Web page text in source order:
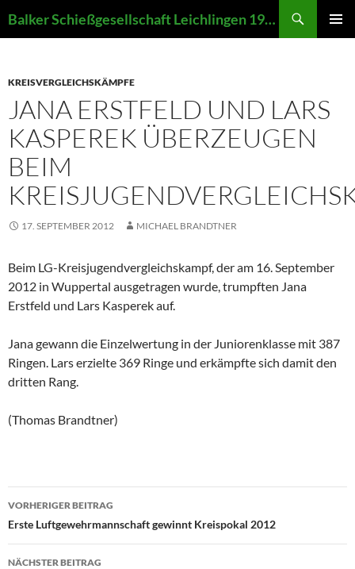
Inhalt
Balker Schießgesellschaft Leichlingen 1907 e.V.
KREISVERGLEICHSKÄMPFE
JANA ERSTFELD UND LARS
KASPEREK ÜBERZEUGEN
BEIM
17. SEPTEMBER 2012 MICHAEL BRANDTNER
Beim LG-Kreisjugendvergleichskampf, der am 16. September
2012 in Wuppertal ausgetragen wurde, trumpften Jana
Erstfeld und Lars Kasperek auf.
Jana gewann die Einzelwertung in der Juniorenklasse mit 387
Ringen. Lars erzielte 369 Ringe und erkämpfte sich damit den
dritten Rang.
(Thomas Brandtner)
Beitragsnavigation
VORHERIGER BEITRAG
Erste Luftgewehrmannschaft gewinnt Kreispokal 2012
NÄCHSTER BEITRAG